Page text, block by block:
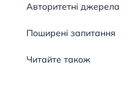
Авторитетні джерела
Поширені запитання
Читайте також